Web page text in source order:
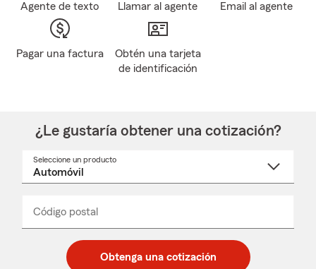
Agente de texto Llamar al agente Email al agente
Pagar una factura
Obtén una tarjeta
de identificación
¿Le gustaría obtener una cotización?
Seleccione un producto
desplegable
Código postal
de
de
_____
Obtenga una cotización